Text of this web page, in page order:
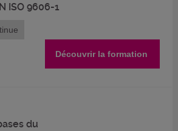
ISO 9606-1
Découvrir la formation
du